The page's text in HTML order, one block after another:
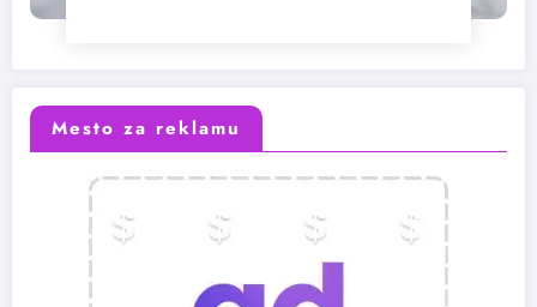
Mesto za reklamu